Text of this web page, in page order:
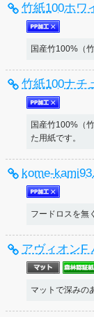
竹紙100ホワ
国産竹100%（
竹紙100ナチ
国産竹100%（
た用紙です。
kome-
フードロスを無
アヴィオンF
マットで深みの